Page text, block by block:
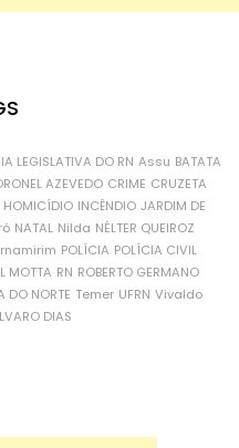
LEGISLATIVA DO RN Assu BATATA
AZEVEDO CRIME CRUZETA
HOMICÍDIO INCÊNDIO JARDIM DE
NATAL Nilda NÉLTER QUEIROZ
POLÍCIA POLÍCIA CIVIL
MOTTA RN ROBERTO GERMANO
DO NORTE Temer UFRN Vivaldo
DIAS